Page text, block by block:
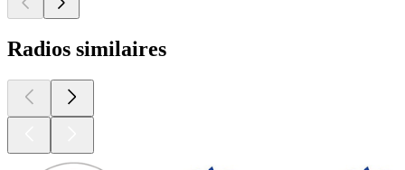
Radios similaires